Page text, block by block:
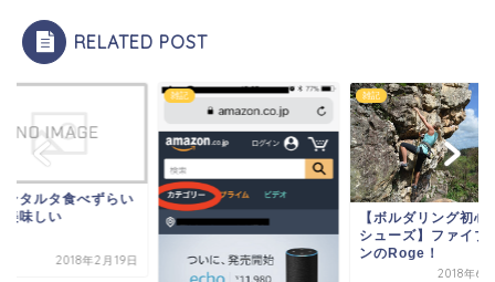
RELATED POST
ンタルタ食べずらい
美味しい
2018年2月19日
雑記 雑記
【ボルダリング初心
シューズ】ファイブ
ンのRoge！
2018年6